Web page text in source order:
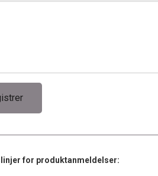
for produktanmeldelser: